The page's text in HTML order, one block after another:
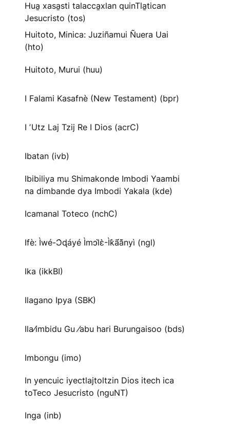
Hua̱ xasa̱sti talacca̱xlan quinTla̱tican
Jesucristo (tos)
Huitoto, Minica: Juziñamui Ñuera Uai
(hto)
Huitoto, Murui (huu)
I Falami Kasafnè (New Testament) (bpr)
I ʼUtz Laj Tzij Re I Dios (acrC)
Ibatan (ivb)
Ibibiliya mu Shimakonde Imbodi Yaambi
na dimbande dya Imbodi Yakala (kde)
Icamanal Toteco (nchC)
Ifè: Ìwé-Ɔ̀ɖáyé Ìmↄl̀ɛ̀-Ìk̀ã́ã̀nyì (ngl)
Ika (ikkBI)
Ilagano Ipya (SBK)
Ila⁄imbidu Gu ⁄abu hari Burungaisoo (bds)
Imbongu (imo)
In yencuic iyectlajtoltzin Dios itech ica
toTeco Jesucristo (nguNT)
Inga (inb)